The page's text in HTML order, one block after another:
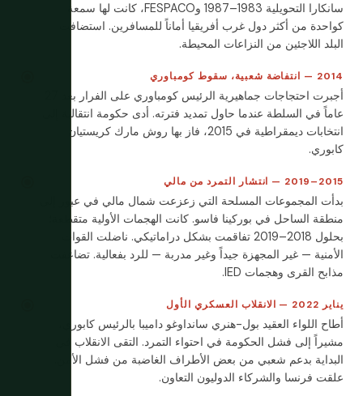
سانكارا التحويلية 1983–1987 وFESPACO، كانت لها سمعة
كواحدة من أكثر دول غرب أفريقيا أماناً للمسافرين. استضافت
البلد اللاجئين من النزاعات المحيطة.
2014 — انتفاضة شعبية، سقوط كومباوري
عاماً في السلطة عندما حاول تمديد فترته. أدى حكومة انتقالية إلى
انتخابات ديمقراطية في 2015، فاز بها روش مارك كريستيان
كابوري.
2015–2019 — انتشار التمرد من مالي
بدأت المجموعات المسلحة التي زعزعت شمال مالي في عبور إلى
منطقة الساحل في بوركينا فاسو. كانت الهجمات الأولية متقطعة؛
بحلول 2018–2019 تفاقمت بشكل دراماتيكي. ناضلت القوات
الأمنية — غير المجهزة جيداً وغير مدربة — للرد بفعالية. تضاعفت
مذابح القرى وهجمات IED.
يناير 2022 — الانقلاب العسكري الأول
أطاح اللواء العقيد بول-هنري سانداوغو داميبا بالرئيس كابوري،
مشيراً إلى فشل الحكومة في احتواء التمرد. التقى الانقلاب في
البداية بدعم شعبي من بعض الأطراف الغاضبة من فشل الأمن.
علقت فرنسا والشركاء الدوليون التعاون.